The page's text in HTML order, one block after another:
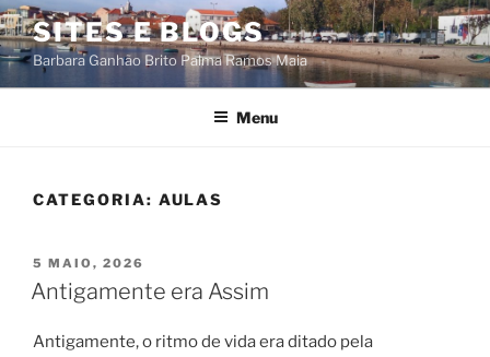
Saltar
para
o
conteúdo
SITES E BLOGS
Barbara Ganhão Brito Palma Ramos Maia
Menu
CATEGORIA: AULAS
PUBLICADO
EM
5 MAIO, 2026
Antigamente era Assim
Antigamente, o ritmo de vida era ditado pela